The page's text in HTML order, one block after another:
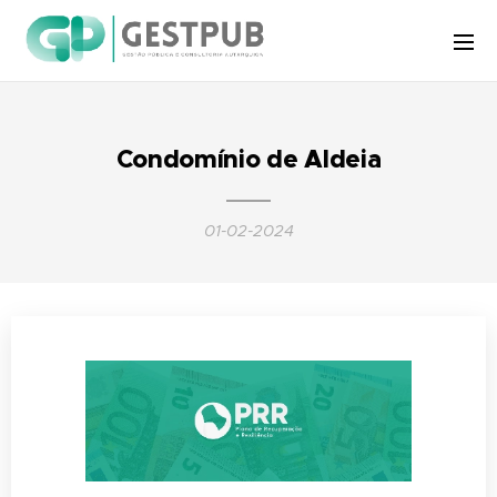
Condomínio de Aldeia
01-02-2024